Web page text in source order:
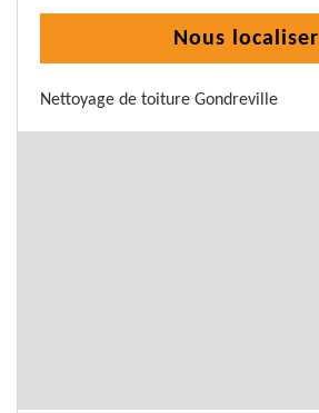
Nous localiser
Nettoyage de toiture Gondreville